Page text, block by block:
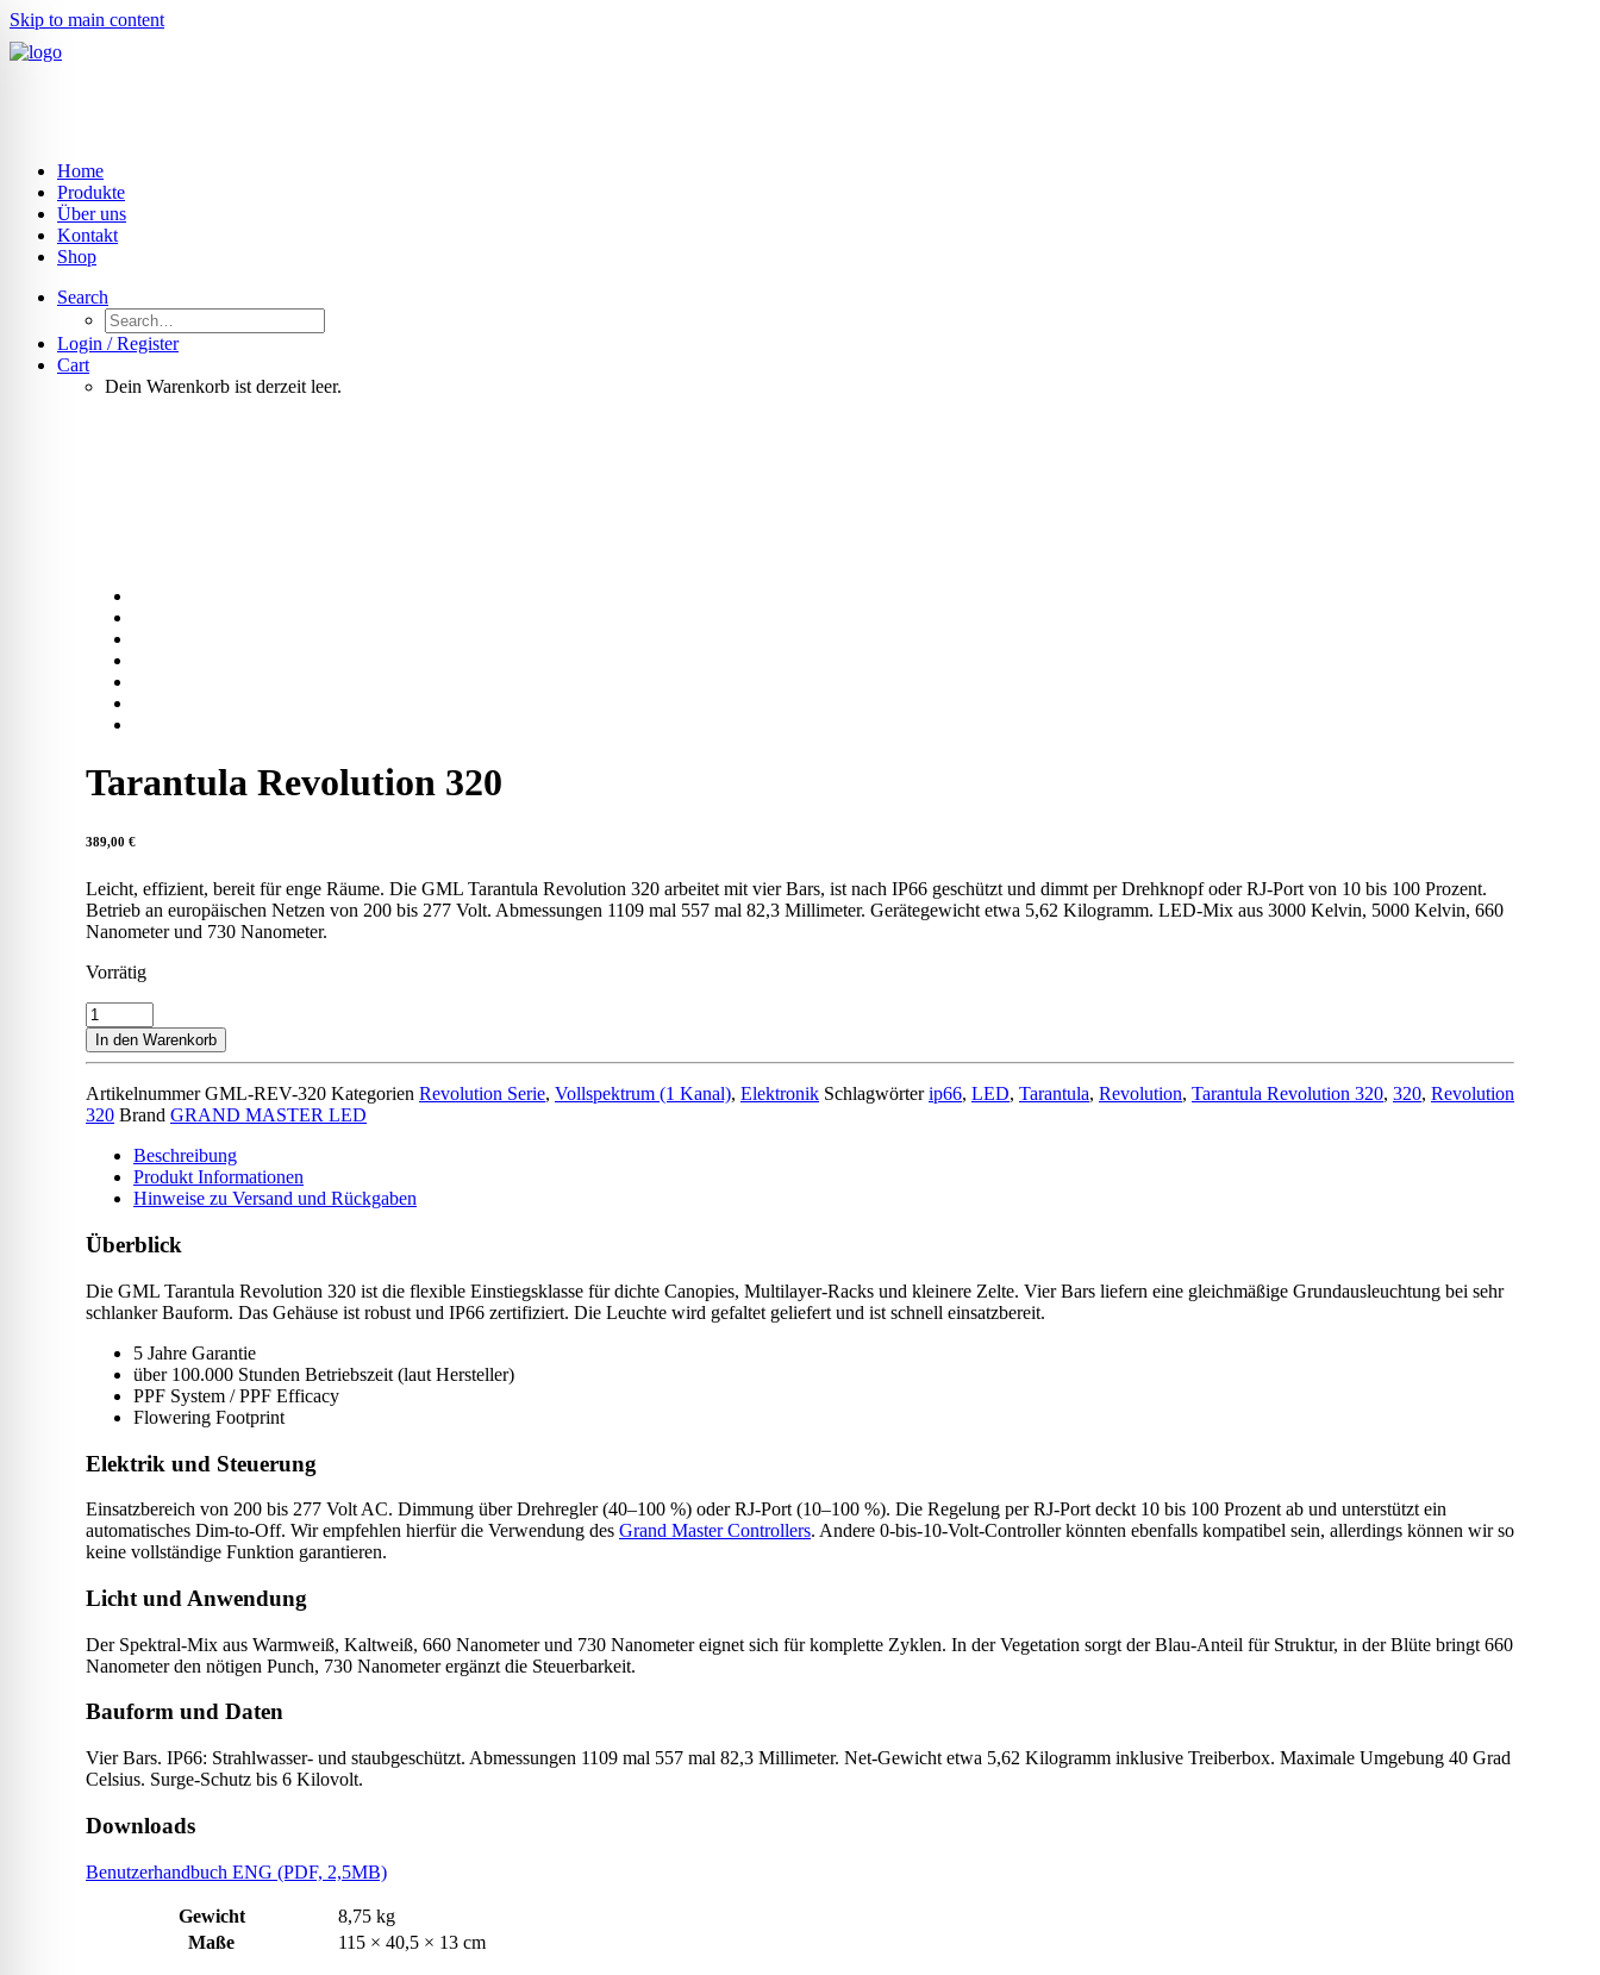
Skip to main content
Home
Produkte
Über uns
Kontakt
Shop
Search
Login / Register
Cart
Dein Warenkorb ist derzeit leer.
Tarantula Revolution 320
389,00 €
Leicht, effizient, bereit für enge Räume. Die GML Tarantula Revolution 320 arbeitet mit vier Bars, ist nach IP66 geschützt und dimmt per Drehknopf oder RJ-Port von 10 bis 100 Prozent.
Betrieb an europäischen Netzen von 200 bis 277 Volt. Abmessungen 1109 mal 557 mal 82,3 Millimeter. Gerätegewicht etwa 5,62 Kilogramm. LED-Mix aus 3000 Kelvin, 5000 Kelvin, 660
Nanometer und 730 Nanometer.
Vorrätig
Tarantula
Revolution
320
In den Warenkorb
Artikelnummer GML-REV-320 Kategorien Revolution Serie, Vollspektrum (1 Kanal), Elektronik Schlagwörter ip66, LED, Tarantula, Revolution, Tarantula Revolution 320, 320, Revolution
320 Brand GRAND MASTER LED
Beschreibung
Produkt Informationen
Hinweise zu Versand und Rückgaben
Überblick
Die GML Tarantula Revolution 320 ist die flexible Einstiegsklasse für dichte Canopies, Multilayer-Racks und kleinere Zelte. Vier Bars liefern eine gleichmäßige Grundausleuchtung bei sehr
schlanker Bauform. Das Gehäuse ist robust und IP66 zertifiziert. Die Leuchte wird gefaltet geliefert und ist schnell einsatzbereit.
5 Jahre Garantie
über 100.000 Stunden Betriebszeit (laut Hersteller)
PPF System / PPF Efficacy
Flowering Footprint
Elektrik und Steuerung
Einsatzbereich von 200 bis 277 Volt AC. Dimmung über Drehregler (40–100 %) oder RJ-Port (10–100 %). Die Regelung per RJ-Port deckt 10 bis 100 Prozent ab und unterstützt ein
automatisches Dim-to-Off. Wir empfehlen hierfür die Verwendung des Grand Master Controllers. Andere 0-bis-10-Volt-Controller könnten ebenfalls kompatibel sein, allerdings können wir so
keine vollständige Funktion garantieren.
Licht und Anwendung
Der Spektral-Mix aus Warmweiß, Kaltweiß, 660 Nanometer und 730 Nanometer eignet sich für komplette Zyklen. In der Vegetation sorgt der Blau-Anteil für Struktur, in der Blüte bringt 660
Nanometer den nötigen Punch, 730 Nanometer ergänzt die Steuerbarkeit.
Bauform und Daten
Vier Bars. IP66: Strahlwasser- und staubgeschützt. Abmessungen 1109 mal 557 mal 82,3 Millimeter. Net-Gewicht etwa 5,62 Kilogramm inklusive Treiberbox. Maximale Umgebung 40 Grad
Celsius. Surge-Schutz bis 6 Kilovolt.
Downloads
Benutzerhandbuch ENG (PDF, 2,5MB)
Gewicht
8,75 kg
Maße
115 × 40,5 × 13 cm